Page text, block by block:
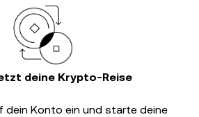
deine Krypto-Reise
dein Konto ein und starte deine